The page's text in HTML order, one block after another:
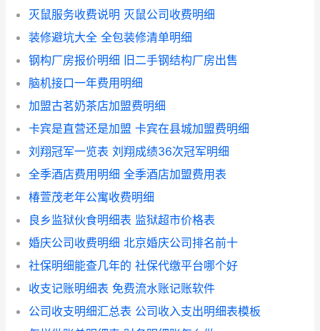
灭鼠服务收费说明 灭鼠公司收费明细
装修避坑大全 全包装修清单明细
钢构厂房报价明细 旧二手钢结构厂房出售
脑机接口一年费用明细
加盟古茗奶茶店加盟费明细
卡宾是直营还是加盟 卡宾在县城加盟费明细
刘翔冠军一览表 刘翔成绩36次冠军明细
全季酒店费用明细 全季酒店加盟费用表
椿萱茂老年公寓收费明细
良乡监狱伙食明细表 监狱超市价格表
婚庆公司收费明细 北京婚庆公司排名前十
社保明细能查几年的 社保代缴平台哪个好
收支记账明细表 免费流水账记账软件
公司收支明细汇总表 公司收入支出明细表模板